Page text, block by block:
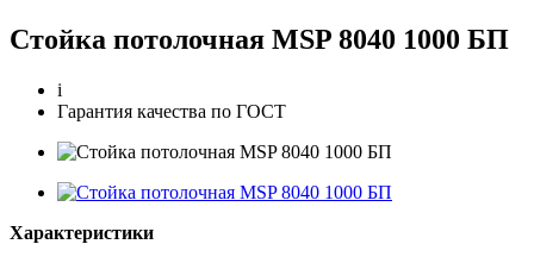
Стойка потолочная MSP 8040 1000 БП
i
Гарантия качества по ГОСТ
Характеристики